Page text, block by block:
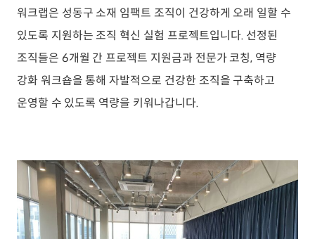
워크랩은 성동구 소재 임팩트 조직이 건강하게 오래 일할 수
있도록 지원하는 조직 혁신 실험 프로젝트입니다. 선정된
조직들은 6개월 간 프로젝트 지원금과 전문가 코칭, 역량
강화 워크숍을 통해 자발적으로 건강한 조직을 구축하고
운영할 수 있도록 역량을 키워나갑니다.